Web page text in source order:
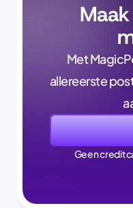
Met
allereerste
Geen